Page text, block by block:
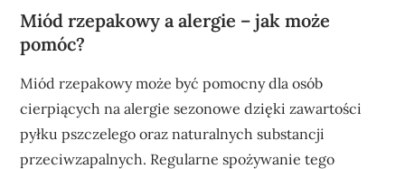
Miód rzepakowy a alergie – jak może
pomóc?
Miód rzepakowy może być pomocny dla osób
cierpiących na alergie sezonowe dzięki zawartości
pyłku pszczelego oraz naturalnych substancji
przeciwzapalnych. Regularne spożywanie tego